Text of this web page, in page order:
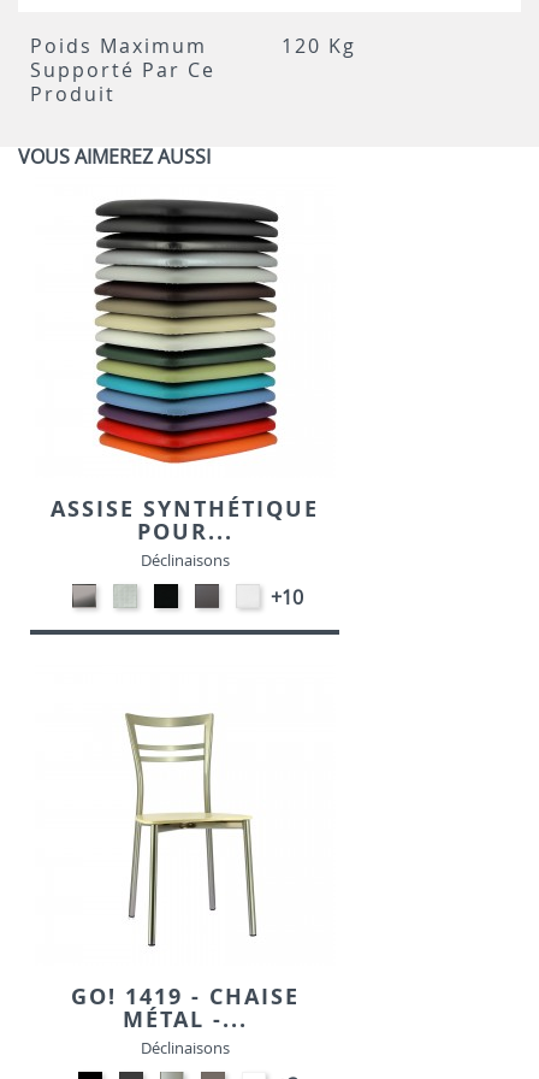
Poids Maximum
Supporté Par Ce
Produit
120 Kg
VOUS AIMEREZ AUSSI
ASSISE SYNTHÉTIQUE
POUR...
Déclinaisons
CARBON
LOOK-
SIMILI
ALU-
SIMILI
NOIR-
SIMILI
GRIS-
SIMILI
EKOS
BLANC-
SIMILI
+10
GO! 1419 - CHAISE
MÉTAL -...
Déclinaisons